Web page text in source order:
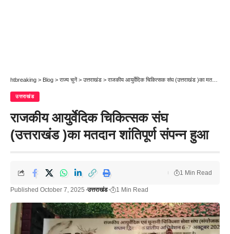
htbreaking > Blog > राज्य चुनें > उत्तराखंड > राजकीय आयुर्वेदिक चिकित्सक संघ (उत्तराखंड )का मतदान शांतिपूर्ण संपन्न हुआ
उत्तराखंड
राजकीय आयुर्वेदिक चिकित्सक संघ
(उत्तराखंड )का मतदान शांतिपूर्ण संपन्न हुआ
Published October 7, 2025 उत्तराखंड 1 Min Read
1 Min Read